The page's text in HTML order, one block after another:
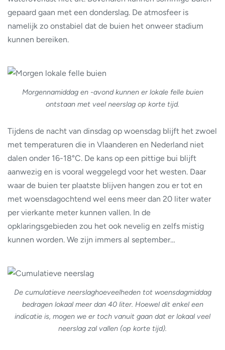
gepaard gaan met een donderslag. De atmosfeer is
namelijk zo onstabiel dat de buien het onweer stadium
kunnen bereiken.
Morgennamiddag en -avond kunnen er lokale felle buien
ontstaan met veel neerslag op korte tijd.
Tijdens de nacht van dinsdag op woensdag blijft het zwoel
met temperaturen die in Vlaanderen en Nederland niet
dalen onder 16-18°C. De kans op een pittige bui blijft
aanwezig en is vooral weggelegd voor het westen. Daar
waar de buien ter plaatste blijven hangen zou er tot en
met woensdagochtend wel eens meer dan 20 liter water
per vierkante meter kunnen vallen. In de
opklaringsgebieden zou het ook nevelig en zelfs mistig
kunnen worden. We zijn immers al september…
De cumulatieve neerslaghoeveelheden tot woensdagmiddag
bedragen lokaal meer dan 40 liter. Hoewel dit enkel een
indicatie is, mogen we er toch vanuit gaan dat er lokaal veel
neerslag zal vallen (op korte tijd).